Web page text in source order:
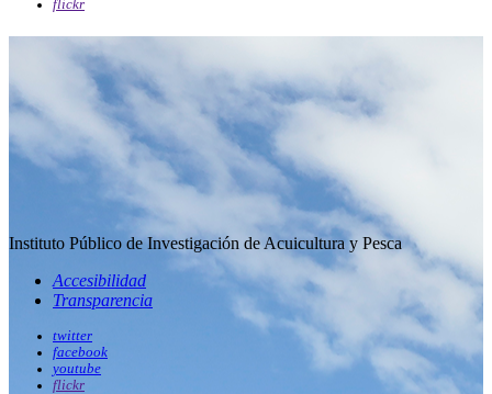
flickr
Instituto Público de Investigación de Acuicultura y Pesca
Accesibilidad
Transparencia
twitter
facebook
youtube
flickr